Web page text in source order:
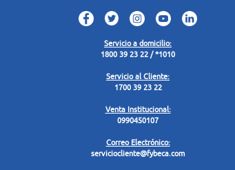
Servicio a domicilio:
1800 39 23 22 / *1010
Servicio al Cliente:
1700 39 23 22
Venta Institucional:
0990450107
Correo Electrónico:
serviciocliente@fybeca.com